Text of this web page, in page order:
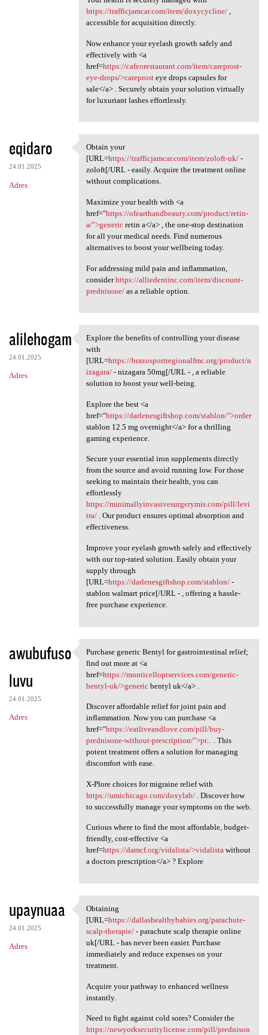
https://trafficjamcar.com/item/doxycycline/,
accessible for acquisition directly.
Now enhance your eyelash growth safely and
effectively with <a
href=https://cafeorestaurant.com/item/careprost-
eye-drops/>careprosteye drops capsules for
sale</a> . Securely obtain your solution virtually
for luxuriant lashes effortlessly.
eqidaro
24.01.2025
Adres
Obtain your [URL=https:/
Obtain your
[URL=https://trafficjamcar.com/item/zoloft-uk/-
zoloft[/URL - easily. Acquire the treatment online
without complications.
Maximize your health with <a
href="https://ofearthandbeauty.com/product/retin-
a/">genericretin a</a> , the one-stop destination
for all your medical needs. Find numerous
alternatives to boost your wellbeing today.
For addressing mild pain and inflammation,
considerhttps://alliedentinc.com/item/discount-
prednisone/as a reliable option.
alilehogam
24.01.2025
Adres
Explore the benefits of
Explore the benefits of controlling your disease
with
[URL=https://brazosportregionalfmc.org/product/n
izagara/- nizagara 50mg[/URL - , a reliable
solution to boost your well-being.
Explore the best <a
href="https://darlenesgiftshop.com/stablon/">order
stablon 12.5 mg overnight</a> for a thrilling
gaming experience.
Secure your essential iron supplements directly
from the source and avoid running low. For those
seeking to maintain their health, you can
effortlessly
https://minimallyinvasivesurgerymis.com/pill/levi
tra/. Our product ensures optimal absorption and
effectiveness.
Improve your eyelash growth safely and effectively
with our top-rated solution. Easily obtain your
supply through
[URL=https://darlenesgiftshop.com/stablon/-
stablon walmart price[/URL - , offering a hassle-
free purchase experience.
awubufuso
luvu
24.01.2025
Adres
Purchase generic Bentyl for
Purchase generic Bentyl for gastrointestinal relief;
find out more at <a
href=https://monticelloptservices.com/generic-
bentyl-uk/>genericbentyl uk</a> .
Discover affordable relief for joint pain and
inflammation. Now you can purchase <a
href="https://eatliveandlove.com/pill/buy-
prednisone-without-prescription/">pr.... This
potent treatment offers a solution for managing
discomfort with ease.
X-Plore choices for migraine relief with
https://umichicago.com/doxylab/. Discover how
to successfully manage your symptoms on the web.
Curious where to find the most affordable, budget-
friendly, cost-effective <a
href=https://damcf.org/vidalista/>vidalistawithout
a doctors prescription</a> ? Explore
upaynuaa
24.01.2025
Adres
Obtaining [URL=https:/
Obtaining
[URL=https://dallashealthybabies.org/parachute-
scalp-therapie/- parachute scalp therapie online
uk[/URL - has never been easier. Purchase
immediately and reduce expenses on your
treatment.
Acquire your pathway to enhanced wellness
instantly.
Need to fight against cold sores? Consider the
https://newyorksecuritylicense.com/pill/prednison